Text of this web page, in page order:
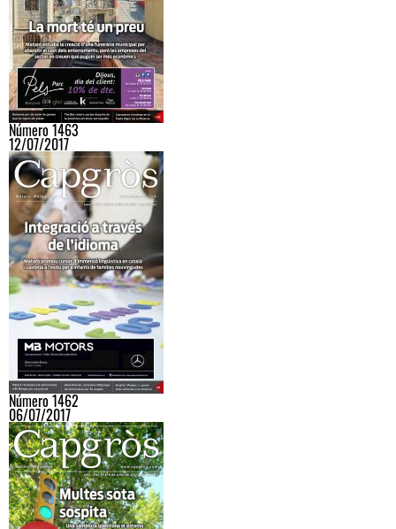
Número 1463
12/07/2017
Número 1462
06/07/2017